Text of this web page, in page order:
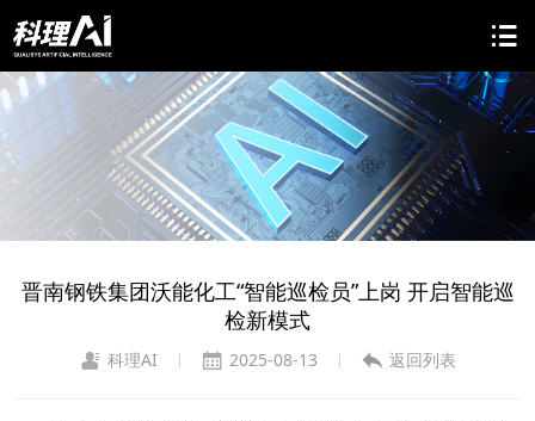
晋南钢铁集团沃能化工“智能巡检员”上岗 开启智能巡
检新模式
科理AI | 2025-08-13 | 返回列表